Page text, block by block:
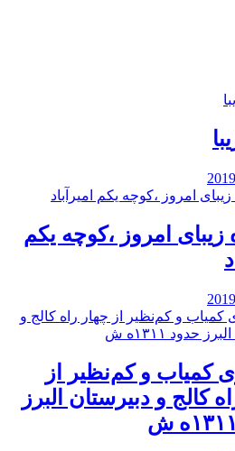
امروز ،کوچه یکم
کمیاب و کم‌نظیر از
كالج و دبيرستان البرز